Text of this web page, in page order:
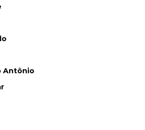
Antônio